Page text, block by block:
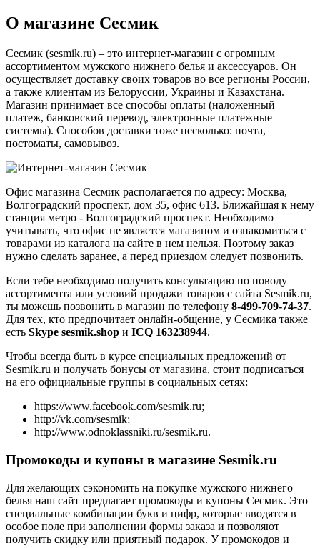
О магазине Сесмик
Сесмик (sesmik.ru) – это интернет-магазин с огромным
ассортиментом мужского нижнего белья и аксессуаров. Он
осуществляет доставку своих товаров во все регионы России,
а также клиентам из Белоруссии, Украины и Казахстана.
Магазин принимает все способы оплаты (наложенный
платеж, банковский перевод, электронные платежные
системы). Способов доставки тоже несколько: почта,
постоматы, самовывоз.
Офис магазина Сесмик располагается по адресу: Москва,
Волгоградский проспект, дом 35, офис 613. Ближайшая к нему
станция метро - Волгоградский проспект. Необходимо
учитывать, что офис не является магазином и ознакомиться с
товарами из каталога на сайте в нем нельзя. Поэтому заказ
нужно сделать заранее, а перед приездом следует позвонить.
Если тебе необходимо получить консультацию по поводу
ассортимента или условий продажи товаров с сайта Sesmik.ru,
ты можешь позвонить в магазин по телефону 8-499-709-74-37.
Для тех, кто предпочитает онлайн-общение, у Сесмика также
есть Skype sesmik.shop и ICQ 163238944.
Чтобы всегда быть в курсе специальных предложений от
Sesmik.ru и получать бонусы от магазина, стоит подписаться
на его официальные группы в социальных сетях:
https://www.facebook.com/sesmik.ru;
http://vk.com/sesmik;
http://www.odnoklassniki.ru/sesmik.ru.
Промокоды и купоны в магазине Sesmik.ru
Для желающих сэкономить на покупке мужского нижнего
белья наш сайт предлагает промокоды и купоны Сесмик. Это
специальные комбинации букв и цифр, которые вводятся в
особое поле при заполнении формы заказа и позволяют
получить скидку или приятный подарок. У промокодов и